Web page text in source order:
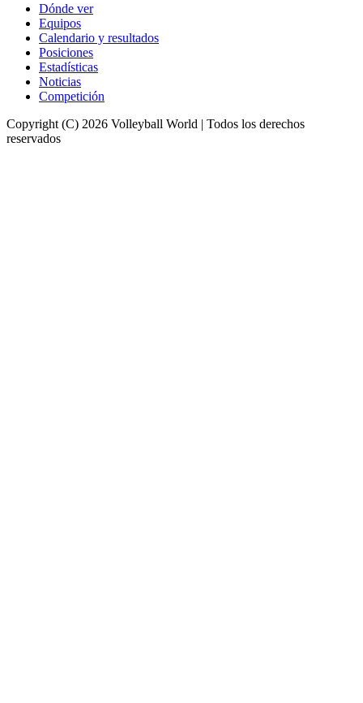
Dónde ver
Equipos
Calendario y resultados
Posiciones
Estadísticas
Noticias
Competición
Copyright (C) 2026 Volleyball World | Todos los derechos
reservados